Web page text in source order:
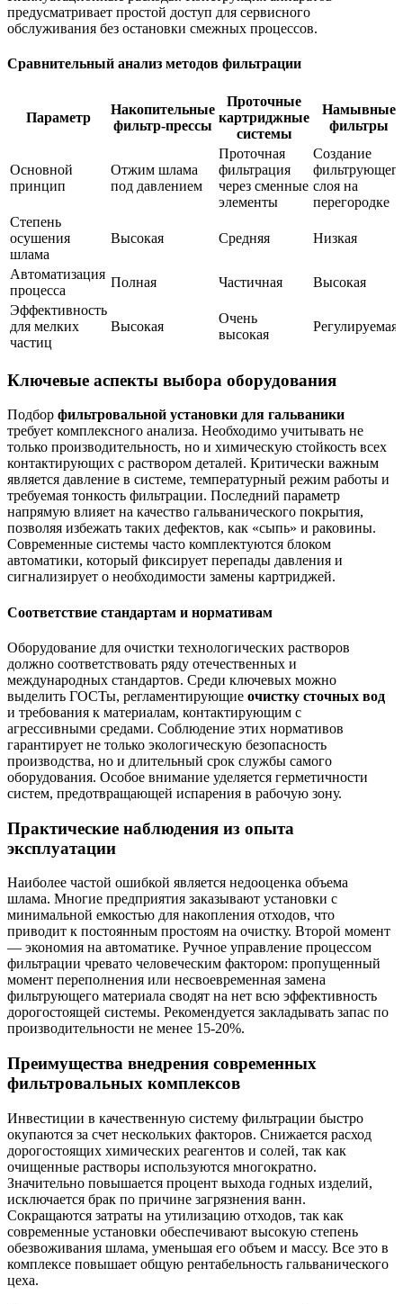
предусматривает простой доступ для сервисного
обслуживания без остановки смежных процессов.
Сравнительный анализ методов фильтрации
Параметр
Накопительные
фильтр-прессы
Проточные
картриджные
системы
Намывные
фильтры
Основной
принцип
Отжим шлама
под давлением
Проточная
фильтрация
через сменные
элементы
Создание
слоя на
перегородке
Степень
осушения
шлама
Высокая Средняя Низкая
Автоматизация
процесса
Полная Частичная
Высокая
Эффективность
для мелких
частиц
Высокая
Очень
высокая
Регулируемая
Ключевые аспекты выбора оборудования
Подбор фильтровальной установки для гальваники
требует комплексного анализа. Необходимо учитывать не
только производительность, но и химическую стойкость всех
контактирующих с раствором деталей. Критически важным
является давление в системе, температурный режим работы и
требуемая тонкость фильтрации. Последний параметр
напрямую влияет на качество гальванического покрытия,
позволяя избежать таких дефектов, как «сыпь» и раковины.
Современные системы часто комплектуются блоком
автоматики, который фиксирует перепады давления и
сигнализирует о необходимости замены картриджей.
Соответствие стандартам и нормативам
Оборудование для очистки технологических растворов
должно соответствовать ряду отечественных и
международных стандартов. Среди ключевых можно
выделить ГОСТы, регламентирующие очистку сточных вод
и требования к материалам, контактирующим с
агрессивными средами. Соблюдение этих нормативов
гарантирует не только экологическую безопасность
производства, но и длительный срок службы самого
оборудования. Особое внимание уделяется герметичности
систем, предотвращающей испарения в рабочую зону.
Практические наблюдения из опыта
эксплуатации
Наиболее частой ошибкой является недооценка объема
шлама. Многие предприятия заказывают установки с
минимальной емкостью для накопления отходов, что
приводит к постоянным простоям на очистку. Второй момент
— экономия на автоматике. Ручное управление процессом
фильтрации чревато человеческим фактором: пропущенный
момент переполнения или несвоевременная замена
фильтрующего материала сводят на нет всю эффективность
дорогостоящей системы. Рекомендуется закладывать запас по
производительности не менее 15-20%.
Преимущества внедрения современных
фильтровальных комплексов
Инвестиции в качественную систему фильтрации быстро
окупаются за счет нескольких факторов. Снижается расход
дорогостоящих химических реагентов и солей, так как
очищенные растворы используются многократно.
Значительно повышается процент выхода годных изделий,
исключается брак по причине загрязнения ванн.
Сокращаются затраты на утилизацию отходов, так как
современные установки обеспечивают высокую степень
обезвоживания шлама, уменьшая его объем и массу. Все это в
комплексе повышает общую рентабельность гальванического
цеха.